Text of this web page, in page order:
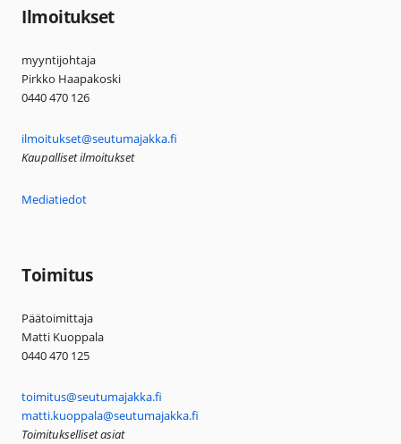
Ilmoitukset
myyntijohtaja
Pirkko Haapakoski
0440 470 126
ilmoitukset@seutumajakka.fi
Kaupalliset ilmoitukset
Mediatiedot
Toimitus
Päätoimittaja
Matti Kuoppala
0440 470 125
toimitus@seutumajakka.fi
matti.kuoppala@seutumajakka.fi
Toimitukselliset asiat